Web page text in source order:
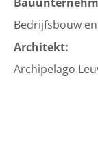
Bedrijfsbouw
Architekt:
Archipelago